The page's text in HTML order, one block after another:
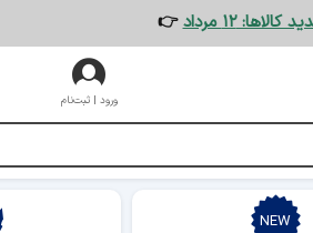
۱۲ مرداد 👉
ورود | ثبت‌نام